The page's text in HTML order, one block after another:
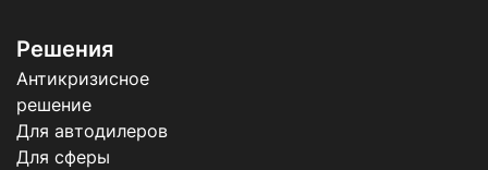
Решения
Антикризисное
решение
Для автодилеров
Для сферы